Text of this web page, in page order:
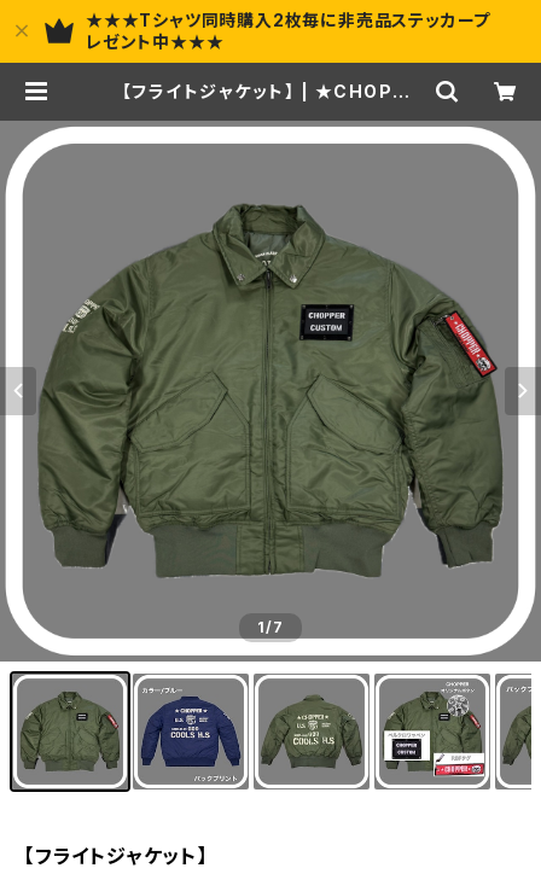
★★★Tシャツ同時購入2枚毎に非売品ステッカープ
レゼント中★★★
【フライトジャケット】 | ★CHOPPE
1/7
【フライトジャケット】